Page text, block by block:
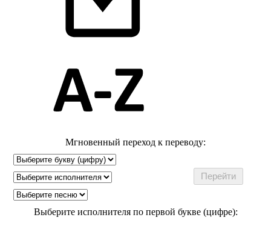
Мгновенный переход к переводу:
Выберите исполнителя по первой букве (цифре):